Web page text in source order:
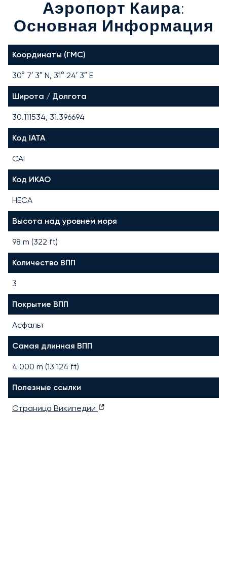
Аэропорт Каира:
Основная Информация
Координаты (ГМС)
30° 7′ 3″ N, 31° 24′ 3″ E
Широта / Долгота
30.111534, 31.396694
Код IATA
CAI
Код ИКАО
HECA
Высота над уровнем моря
98 m (322 ft)
Количество ВПП
3
Покрытие ВПП
Асфальт
Самая длинная ВПП
4 000 m (13 124 ft)
Полезные ссылки
Страница Википедии